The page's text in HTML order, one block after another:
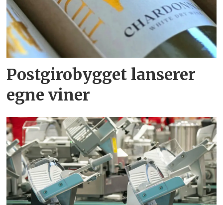
Postgirobygget lanserer
egne viner